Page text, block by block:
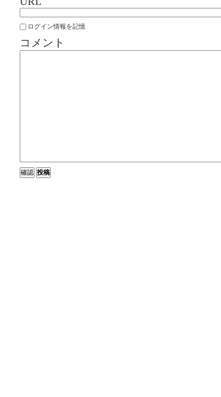
ログイン情報を記憶
コメント